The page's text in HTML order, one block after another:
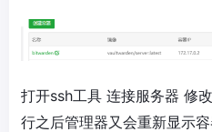
打开ssh工具 连接服务器 修
行之后管理器又会重新显示容